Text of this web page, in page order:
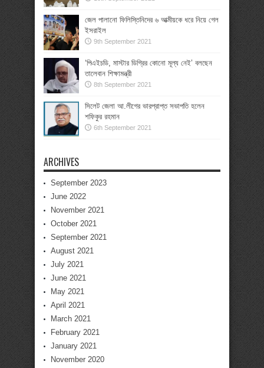
জেল পালানো ফিলিস্তিনিদের ৬ আত্মীয়কে ধরে নিয়ে গেল
ইসরাইল
9th September 2021
‘পিএইচডি, মাস্টার ডিগ্রির কোনো মূল্য নেই’ বলছেন
তালেবান শিক্ষামন্ত্রী
8th September 2021
সিলেট জেলা আ.লীগের ভারপ্রাপ্ত সভাপতি হলেন
শফিকুর রহমান
6th September 2021
ARCHIVES
September 2023
June 2022
November 2021
October 2021
September 2021
August 2021
July 2021
June 2021
May 2021
April 2021
March 2021
February 2021
January 2021
November 2020